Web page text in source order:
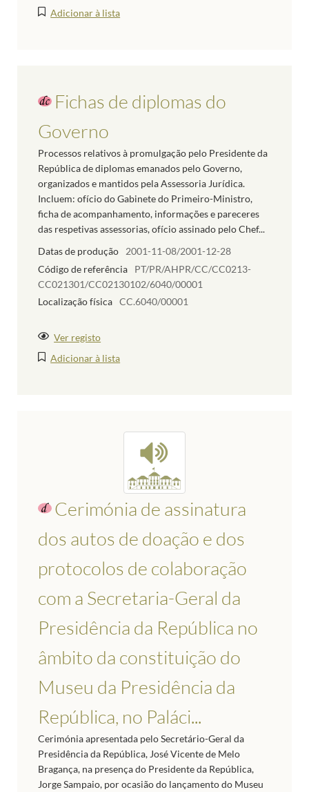
Adicionar à lista
Fichas de diplomas do
Governo
Processos relativos à promulgação pelo Presidente da
República de diplomas emanados pelo Governo,
organizados e mantidos pela Assessoria Jurídica.
Incluem: ofício do Gabinete do Primeiro-Ministro,
ficha de acompanhamento, informações e pareceres
das respetivas assessorias, ofício assinado pelo Chef...
Datas de produção
2001-11-08/2001-12-28
Código de referência
PT/PR/AHPR/CC/CC0213-
CC021301/CC02130102/6040/00001
Localização física CC.6040/00001
Ver registo
Adicionar à lista
Cerimónia de assinatura
dos autos de doação e dos
protocolos de colaboração
com a Secretaria-Geral da
Presidência da República no
âmbito da constituição do
Museu da Presidência da
República, no Paláci...
Cerimónia apresentada pelo Secretário-Geral da
Presidência da República, José Vicente de Melo
Bragança, na presença do Presidente da República,
Jorge Sampaio, por ocasião do lançamento do Museu